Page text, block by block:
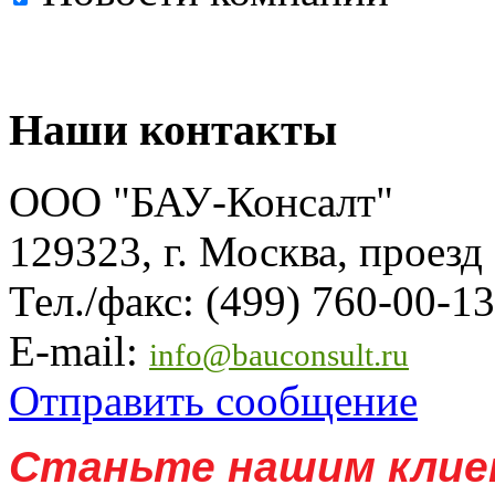
Наши контакты
ООО "БАУ-Консалт"
129323, г. Москва,
Тел./факс: (499) 760-00-
E-mail: info@bauconsult.ru
Отправить сообщение
Станьте нашим